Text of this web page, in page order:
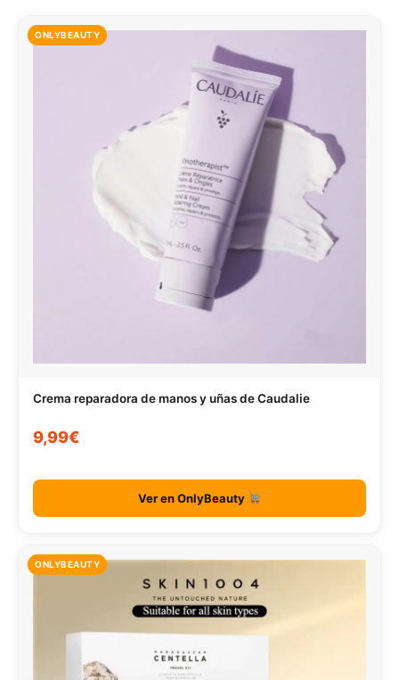
ONLYBEAUTY
Crema reparadora de manos y uñas de Caudalie
9,99€
Ver en OnlyBeauty
ONLYBEAUTY